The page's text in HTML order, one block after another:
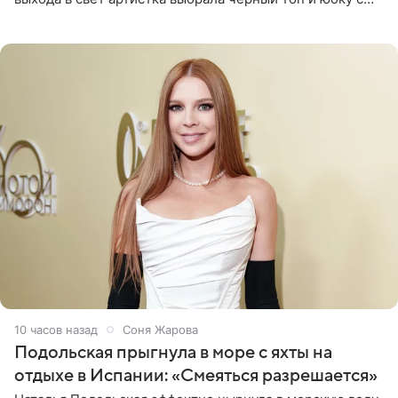
10 часов назад Соня Жарова
Подольская прыгнула в море с яхты на
отдыхе в Испании: «Смеяться разрешается»